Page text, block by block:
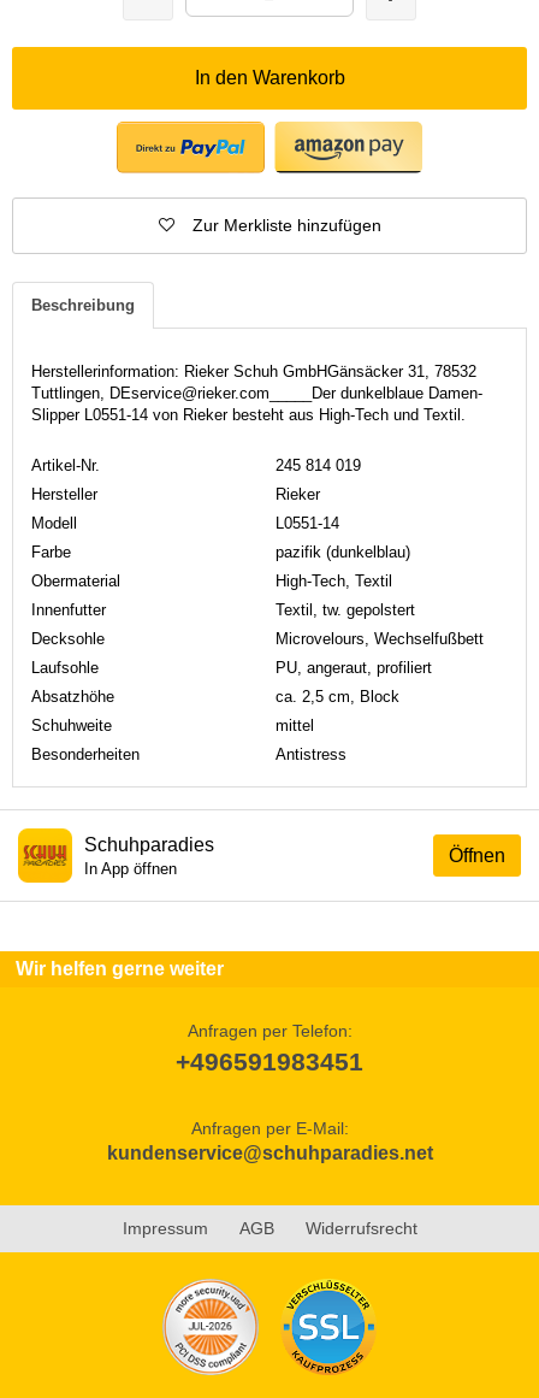
In den Warenkorb
Zur Merkliste hinzufügen
Beschreibung
Herstellerinformation: Rieker Schuh GmbHGänsäcker 31, 78532
Tuttlingen, DEservice@rieker.com_____Der dunkelblaue Damen-
Slipper L0551-14 von Rieker besteht aus High-Tech und Textil.
Artikel-Nr.
245 814 019
Hersteller
Rieker
Modell
L0551-14
Farbe
pazifik (dunkelblau)
Obermaterial
High-Tech, Textil
Innenfutter
Textil, tw. gepolstert
Decksohle
Microvelours, Wechselfußbett
Laufsohle
PU, angeraut, profiliert
Absatzhöhe
ca. 2,5 cm, Block
Schuhweite
mittel
Besonderheiten
Antistress
Öffnen
Schuhparadies
In App öffnen
Wir helfen gerne weiter
Anfragen per Telefon:
+496591983451
Anfragen per E-Mail:
kundenservice@schuhparadies.net
Impressum AGB Widerrufsrecht